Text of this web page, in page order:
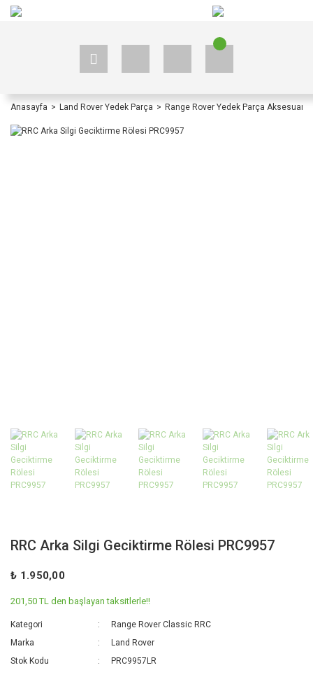
Anasayfa Land Rover Yedek Parça Range Rover Yedek Parça Aksesuar
RRC Arka Silgi Geciktirme Rölesi PRC9957
₺ 1.950,00
201,50 TL den başlayan taksitlerle!!
Kategori
Range Rover Classic RRC
Marka
Land Rover
Stok Kodu
PRC9957LR